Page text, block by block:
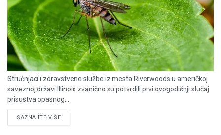
Stručnjaci i zdravstvene službe iz mesta Riverwoods u američkoj
saveznoj državi Illinois zvanično su potvrdili prvi ovogodišnji slučaj
prisustva opasnog...
SAZNAJTE VIŠEDETAILS